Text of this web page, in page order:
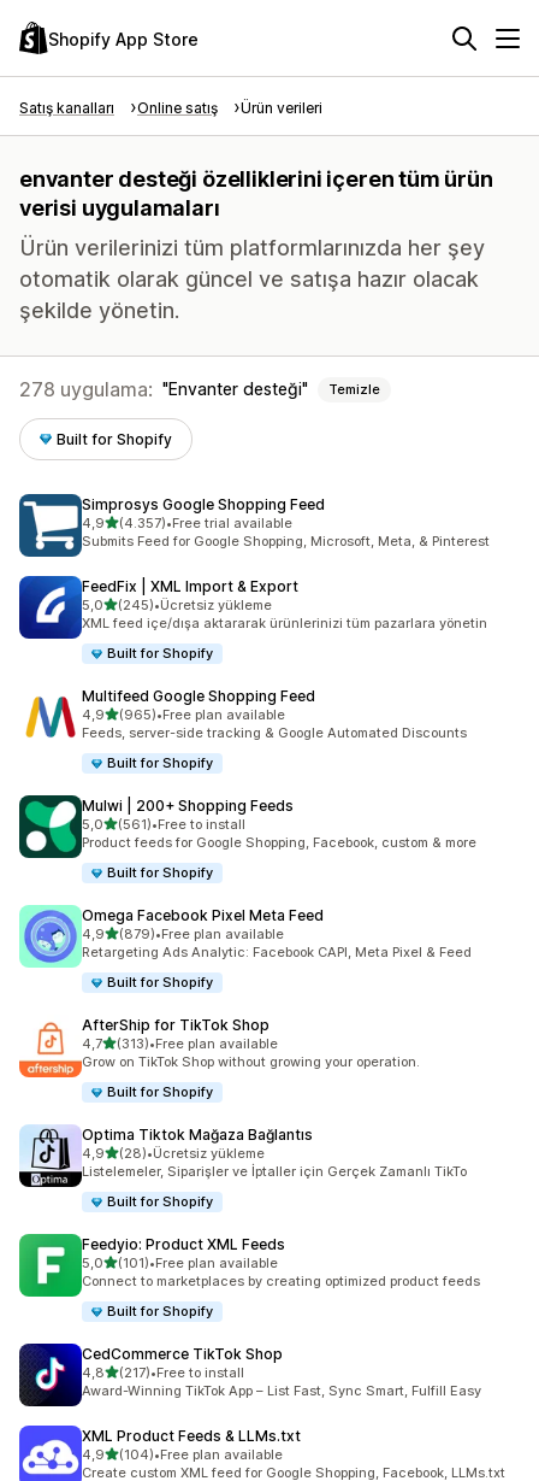
Shopify App Store
Satış kanalları Online satış Ürün verileri
envanter desteği özelliklerini içeren tüm ürün
verisi uygulamaları
Ürün verilerinizi tüm platformlarınızda her şey
otomatik olarak güncel ve satışa hazır olacak
şekilde yönetin.
278 uygulama: Envanter desteği Temizle
Built for Shopify
Simprosys Google Shopping Feed
4,95 yıldız üzerinden
(4.357)
toplam 4357 değerlendirme
•Free trial available
Submits Feed for Google Shopping, Microsoft, Meta, & Pinterest
FeedFix | XML Import & Export
5,05 yıldız üzerinden
(245)
toplam 245 değerlendirme
•Ücretsiz yükleme
XML feed içe/dışa aktararak ürünlerinizi tüm pazarlara yönetin
Built for Shopify
Multifeed Google Shopping Feed
4,95 yıldız üzerinden
(965)
toplam 965 değerlendirme
•Free plan available
Feeds, server-side tracking & Google Automated Discounts
Built for Shopify
Mulwi | 200+ Shopping Feeds
5,05 yıldız üzerinden
(561)
toplam 561 değerlendirme
•Free to install
Product feeds for Google Shopping, Facebook, custom & more
Built for Shopify
Omega Facebook Pixel Meta Feed
4,95 yıldız üzerinden
(879)
toplam 879 değerlendirme
•Free plan available
Retargeting Ads Analytic: Facebook CAPI, Meta Pixel & Feed
Built for Shopify
AfterShip for TikTok Shop
4,75 yıldız üzerinden
(313)
toplam 313 değerlendirme
•Free plan available
Grow on TikTok Shop without growing your operation.
Built for Shopify
Optima Tiktok Mağaza Bağlantıs
4,95 yıldız üzerinden
(28)
toplam 28 değerlendirme
•Ücretsiz yükleme
Listelemeler, Siparişler ve İptaller için Gerçek Zamanlı TikTo
Built for Shopify
Feedyio: Product XML Feeds
5,05 yıldız üzerinden
(101)
toplam 101 değerlendirme
•Free plan available
Connect to marketplaces by creating optimized product feeds
Built for Shopify
CedCommerce TikTok Shop
4,85 yıldız üzerinden
(217)
toplam 217 değerlendirme
•Free to install
Award-Winning TikTok App – List Fast, Sync Smart, Fulfill Easy
XML Product Feeds & LLMs.txt
4,95 yıldız üzerinden
(104)
toplam 104 değerlendirme
•Free plan available
Create custom XML feed for Google Shopping, Facebook, LLMs.txt